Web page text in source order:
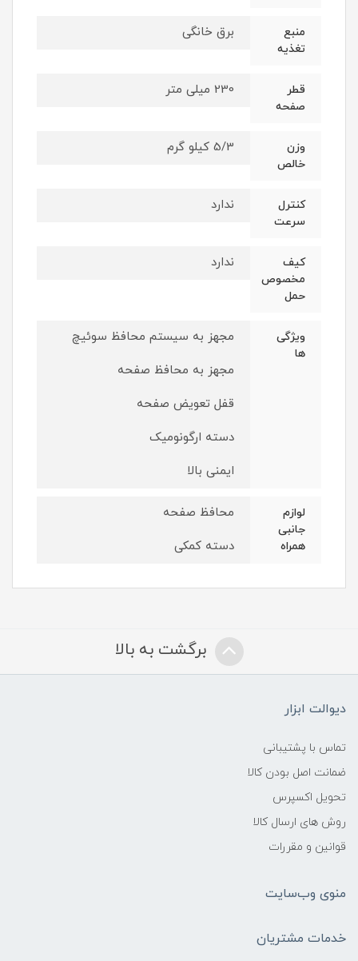
منبع
تغذیه
برق خانگی
قطر
صفحه
230 میلی متر
وزن
خالص
5/3 کیلو گرم
کنترل
سرعت
ندارد
کیف
مخصوص
حمل
ندارد
ویژگی
ها
مجهز به سیستم محافظ سوئیچ
مجهز به محافظ صفحه
قفل تعویض صفحه
دسته ارگونومیک
ایمنی بالا
لوازم
جانبی
همراه
محافظ صفحه
دسته کمکی
برگشت به بالا
دیوالت ابزار
تماس با پشتیبانی
ضمانت اصل بودن کالا
تحویل اکسپرس
روش های ارسال کالا
قوانین و مقررات
منوی وب‌سایت
خدمات مشتریان